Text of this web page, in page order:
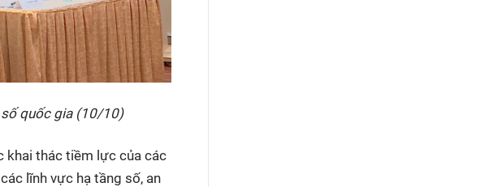
số quốc gia (10/10)
khai thác tiềm lực của các
lĩnh vực hạ tầng số, an